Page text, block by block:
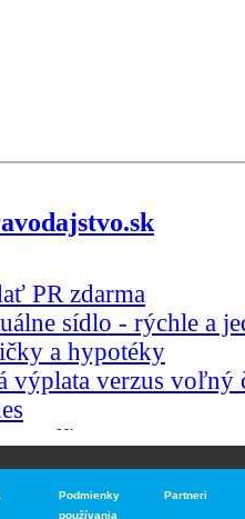
Podmienky
používania
Partneri